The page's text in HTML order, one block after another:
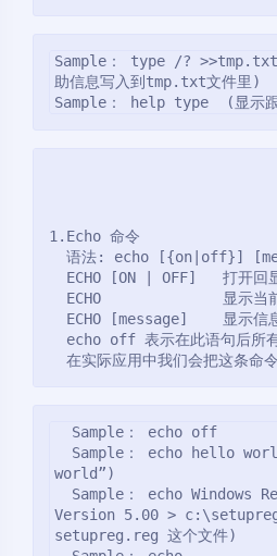
Sample： type /?
助信息写入到tmp.txt文件里)
Sample： help type  (显示
1.Echo 命令
语法: echo [{on|off}]
ECHO [ON | OFF]   打开回显
ECHO              显示当前
ECHO [message]    显示信息
echo off 表示在此语句后所
在实际应用中我们会把这条命
  Sample： echo off
world”)
Version 5.00 >
setupreg.reg 这个文件)